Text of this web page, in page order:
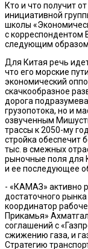
Кто и что получит
инициативной
школы
с корреспондентом
следующим образом.
Для Китая речь
что его морские
экономический
скачкообразное
дорога
грузопотока, но и
озвученным
трассы к 2050-му
стройка обеспечит
тыс. в смежных
рыночные поля для
и ее последующее
- «КАМАЗ» активно
достаточного
координатор
Прикамья»
соглашений с
сжижению газа, и
Стратегию